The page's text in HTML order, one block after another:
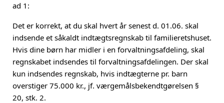
ad 1:
Det er korrekt, at du skal hvert år senest d. 01.06. skal
indsende et såkaldt indtægtsregnskab til familieretshuset.
Hvis dine børn har midler i en forvaltningsafdeling, skal
regnskabet indsendes til forvaltningsafdelingen. Der skal
kun indsendes regnskab, hvis indtægterne pr. barn
overstiger 75.000 kr., jf. værgemålsbekendtgørelsen §
20, stk. 2.